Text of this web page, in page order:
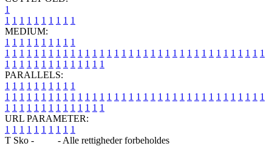
1
1 1 1 1 1 1 1 1 1 1
MEDIUM:
1 1 1 1 1 1 1 1 1 1
1 1 1 1 1 1 1 1 1 1 1 1 1 1 1 1 1 1 1 1 1 1 1 1 1 1 1 1 1 1 1 1 1 1 1 1
1 1 1 1 1 1 1 1 1 1 1 1 1 1
PARALLELS:
1 1 1 1 1 1 1 1 1 1
1 1 1 1 1 1 1 1 1 1 1 1 1 1 1 1 1 1 1 1 1 1 1 1 1 1 1 1 1 1 1 1 1 1 1 1
1 1 1 1 1 1 1 1 1 1 1 1 1 1
URL PARAMETER:
1 1 1 1 1 1 1 1 1 1
T Sko -
- Alle rettigheder forbeholdes